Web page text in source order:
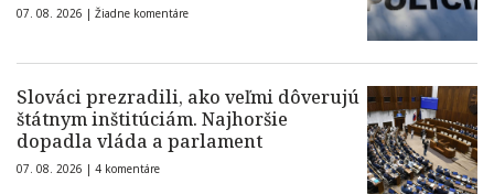
07. 08. 2026 | Žiadne komentáre
Slováci prezradili, ako veľmi dôverujú
štátnym inštitúciám. Najhoršie
dopadla vláda a parlament
07. 08. 2026 | 4 komentáre